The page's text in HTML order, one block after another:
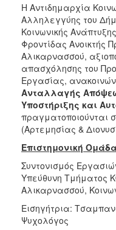
Κέντρα
Ημερήσιας
Φροντίδας
Ηλικιωμένων
(Κ.Η.Φ.Η.)
Κ.Δ.Α.Π.Α.μεΑ.
Αδειοδότηση
&
Έλεγχος
Βρεφονηπιακών
Σταθμών
Δημοτικό
Ιατρείο
Ξενώνας
Φιλοξενίας
Γυναικών
Η Αντιδημαρχία
Αλληλεγγύης του
Κοινωνικής
Φροντίδας Ανοικτής
Αλικαρνασσού,
απασχόλησης του
Εργασίας,
Ανταλλαγής
Υποστήριξης και
πραγματοποιούνται
(Αρτεμησίας &
Επιστημονική Ομάδα
Συντονισμός
Υπεύθυνη Τμήματος
Αλικαρνασσού,
Εισηγήτρια:
Ψυχολόγος